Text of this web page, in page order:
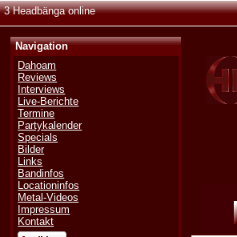
3 Headbänga online
Navigation
Dahoam
Reviews
Interviews
Live-Berichte
Termine
Partykalender
Specials
Bilder
Links
Bandinfos
Locationinfos
Metal-Videos
Impressum
Kontakt